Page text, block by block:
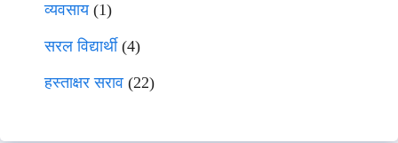
व्यवसाय(1)
सरल विद्यार्थी(4)
हस्ताक्षर सराव (22)